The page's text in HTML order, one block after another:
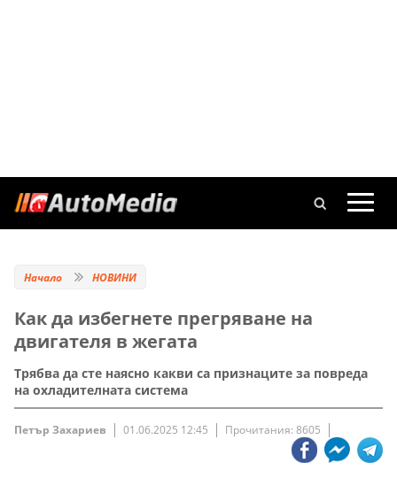
Начало НОВИНИ
Как да избегнете прегряване на
двигателя в жегата
Трябва да сте наясно какви са признаците за повреда
на охладителната система
Петър Захариев 01.06.2025 12:45 Прочитания: 8605